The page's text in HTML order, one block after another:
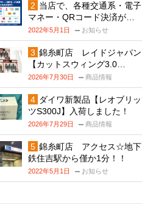
当店で、各種交通系・電子
マネー・QRコード決済が…
2022年5月1日 お知らせ
錦糸町店 レイドジャパン
【カットスウィング3.0…
2026年7月30日 商品情報
ダイワ新製品【レオブリッ
ツS300J】入荷しました！
2026年7月29日 商品情報
錦糸町店 アクセス☆地下
鉄住吉駅から僅か1分！！
2022年5月1日 お知らせ